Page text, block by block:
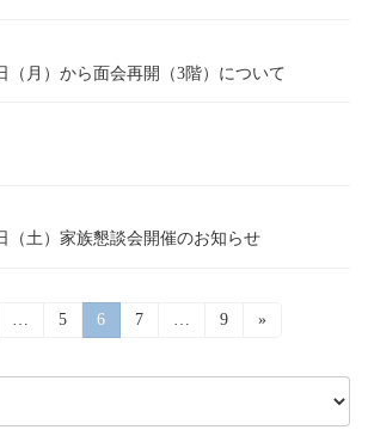
（月）から面会再開（3階）について
（土）家族懇談会開催のお知らせ
固
5
固
定
6
固
7
固
9 »